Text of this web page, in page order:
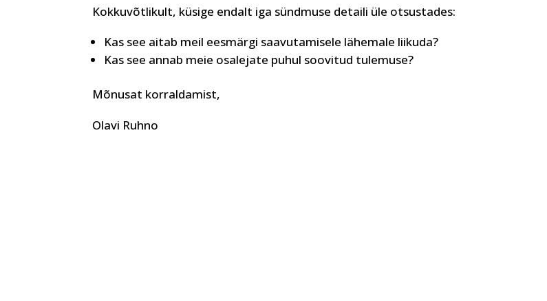
Kokkuvõtlikult, küsige endalt iga sündmuse detaili üle otsustades:
Kas see aitab meil eesmärgi saavutamisele lähemale liikuda?
Kas see annab meie osalejate puhul soovitud tulemuse?
Mõnusat korraldamist,
Olavi Ruhno